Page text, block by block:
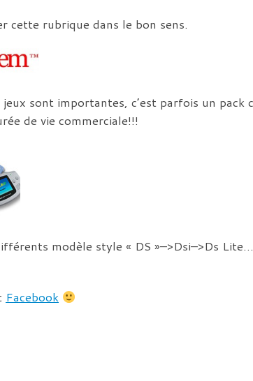
cette rubrique dans le bon sens.
sont importantes, c’est parfois un pack
de vie commerciale!!!
modèle style « DS »–>Dsi–>Ds
Facebook